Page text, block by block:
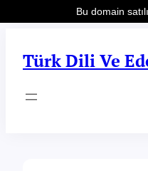
Türk Dili Ve
Bu domain